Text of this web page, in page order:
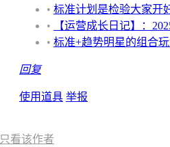
• 标准计划是检验大家开
•
【运营成长日记】：
• 标准+趋势明星的组合玩
回复
使用道具 举报
只看该作者